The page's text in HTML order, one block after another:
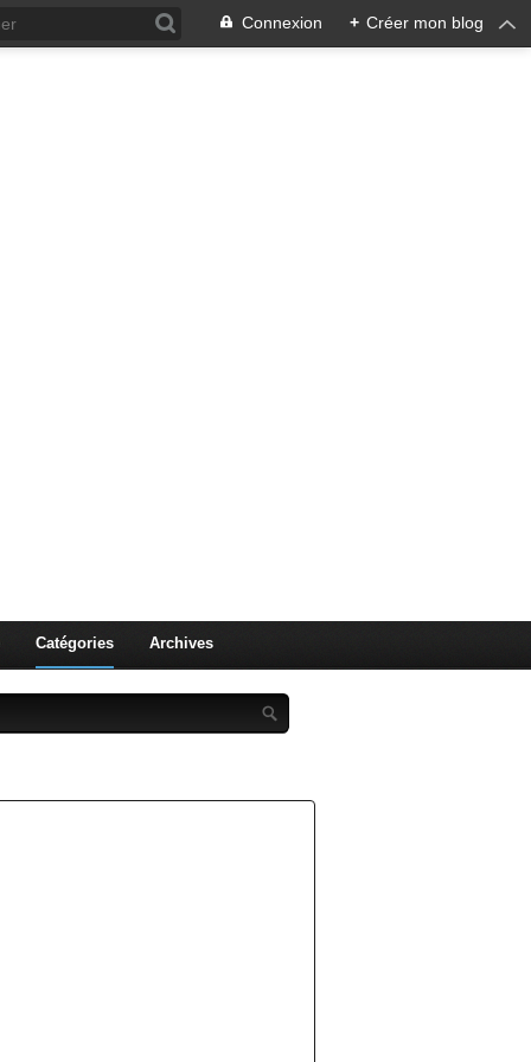
Connexion + Créer mon blog
Catégories Archives